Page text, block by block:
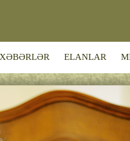
XƏBƏRLƏR ELANLAR